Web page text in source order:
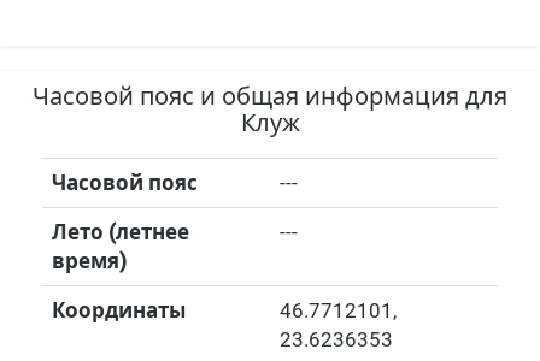
Часовой пояс и общая информация для
Клуж
Часовой пояс ---
Лето (летнее
время)
---
Координаты 46.7712101 ,
23.6236353